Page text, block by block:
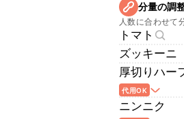
分量の調
人数に合わせて
トマト
ズッキーニ
厚切りハー
代用OK
ニンニク